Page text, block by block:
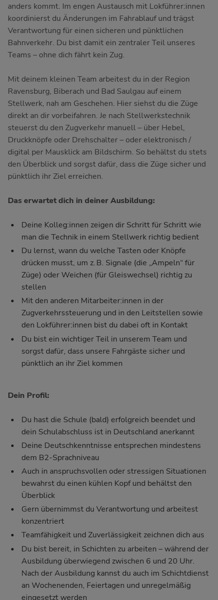
anders kommt. Im engen Austausch mit Lokführer:innen
koordinierst du Änderungen im Fahrablauf und trägst
Verantwortung für einen sicheren und pünktlichen
Bahnverkehr. Du bist damit ein zentraler Teil unseres
Teams – ohne dich fährt kein Zug.
Mit deinem kleinen Team arbeitest du in der Region
Ravensburg, Biberach und Bad Saulgau auf einem
Stellwerk, nah am Geschehen. Hier siehst du die Züge
direkt an dir vorbeifahren. Je nach Stellwerkstechnik
steuerst du den Zugverkehr manuell – über Hebel,
Druckknöpfe oder Drehschalter – oder elektronisch /
digital per Mausklick am Bildschirm. So behältst du stets
den Überblick und sorgst dafür, dass die Züge sicher und
pünktlich ihr Ziel erreichen.
Das erwartet dich in deiner Ausbildung:
Deine Kolleg:innen zeigen dir Schritt für Schritt wie
man die Technik in einem Stellwerk richtig bedient
Du lernst, wann du welche Tasten oder Knöpfe
drücken musst, um z. B. Signale (die „Ampeln“ für
Züge) oder Weichen (für Gleiswechsel) richtig zu
stellen
Mit den anderen Mitarbeiter:innen in der
Zugverkehrssteuerung und in den Leitstellen sowie
den Lokführer:innen bist du dabei oft in Kontakt
Du bist ein wichtiger Teil in unserem Team und
sorgst dafür, dass unsere Fahrgäste sicher und
pünktlich an ihr Ziel kommen
Dein Profil:
Du hast die Schule (bald) erfolgreich beendet und
dein Schulabschluss ist in Deutschland anerkannt
Deine Deutschkenntnisse entsprechen mindestens
dem B2-Sprachniveau
Auch in anspruchsvollen oder stressigen Situationen
bewahrst du einen kühlen Kopf und behältst den
Überblick
Gern übernimmst du Verantwortung und arbeitest
konzentriert
Teamfähigkeit und Zuverlässigkeit zeichnen dich aus
Du bist bereit, in Schichten zu arbeiten – während der
Ausbildung überwiegend zwischen 6 und 20 Uhr.
Nach der Ausbildung kannst du auch im Schichtdienst
an Wochenenden, Feiertagen und unregelmäßig
eingesetzt werden